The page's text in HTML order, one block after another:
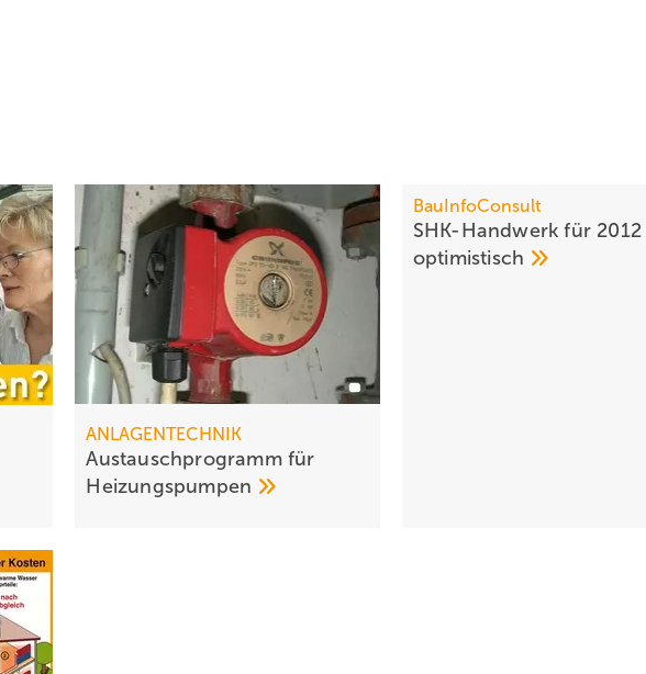
ANLAGENTECHNIK
Austauschprogramm für
Heizungspumpen
BauInfoConsult
SHK-Handwerk für 2012
optimistisch